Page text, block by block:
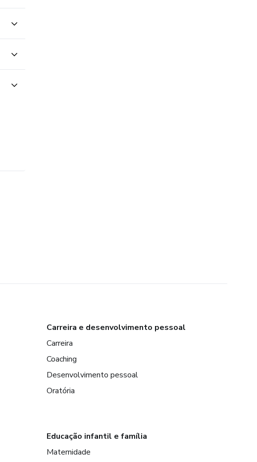
Carreira e desenvolvimento pessoal
Carreira
Coaching
Desenvolvimento pessoal
Oratória
Educação infantil e família
Maternidade